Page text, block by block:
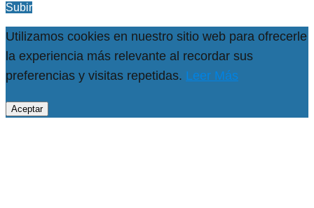
Subir
Utilizamos cookies en nuestro sitio web para ofrecerle
la experiencia más relevante al recordar sus
preferencias y visitas repetidas. Leer Más
Aceptar